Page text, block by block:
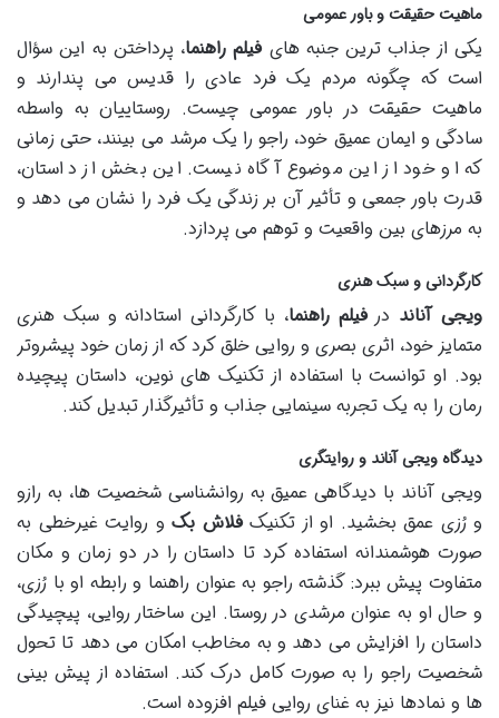
ماهیت حقیقت و باور عمومی
یکی از جذاب ترین جنبه هایفیلم راهنما، پرداختن به این سؤال
است که چگونه مردم یک فرد عادی را قدیس می پندارند و
ماهیت حقیقت در باور عمومی چیست. روستاییان به واسطه
سادگی و ایمان عمیق خود، راجو را یک مرشد می بینند، حتی زمانی
که او خود از این موضوع آگاه نیست. این بخش از داستان،
قدرت باور جمعی و تأثیر آن بر زندگی یک فرد را نشان می دهد و
به مرزهای بین واقعیت و توهم می پردازد.
کارگردانی و سبک هنری
ویجی آناند درفیلم راهنما، با کارگردانی استادانه و سبک هنری
متمایز خود، اثری بصری و روایی خلق کرد که از زمان خود پیشروتر
بود. او توانست با استفاده از تکنیک های نوین، داستان پیچیده
رمان را به یک تجربه سینمایی جذاب و تأثیرگذار تبدیل کند.
دیدگاه ویجی آناند و روایتگری
ویجی آناند با دیدگاهی عمیق به روانشناسی شخصیت ها، به رازو
و رُزی عمق بخشید. او از تکنیکفلاش بک و روایت غیرخطی به
صورت هوشمندانه استفاده کرد تا داستان را در دو زمان و مکان
متفاوت پیش ببرد: گذشته راجو به عنوان راهنما و رابطه او با رُزی،
و حال او به عنوان مرشدی در روستا. این ساختار روایی، پیچیدگی
داستان را افزایش می دهد و به مخاطب امکان می دهد تا تحول
شخصیت راجو را به صورت کامل درک کند. استفاده از پیش بینی
ها و نمادها نیز به غنای روایی فیلم افزوده است.